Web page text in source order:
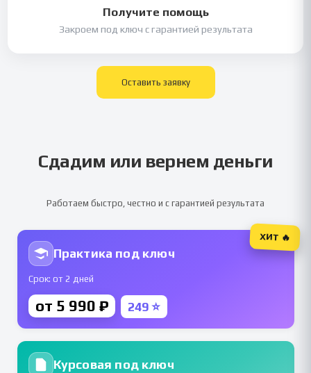
Получите помощь
Закроем под ключ с гарантией результата
Оставить заявку
Сдадим или вернем деньги
Работаем быстро, честно и с гарантией результата
Практика под ключ
Срок: от 2 дней
от 5 990 ₽ 249 ⭐
ХИТ 🔥
Курсовая под ключ